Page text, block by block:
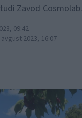
Zavod Cosmolab.
09:42
2023, 16:07